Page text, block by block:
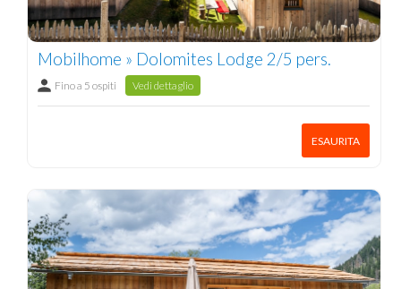
Mobilhome » Dolomites Lodge 2/5 pers.
Fino a 5 ospiti Vedi dettaglio
ESAURITA